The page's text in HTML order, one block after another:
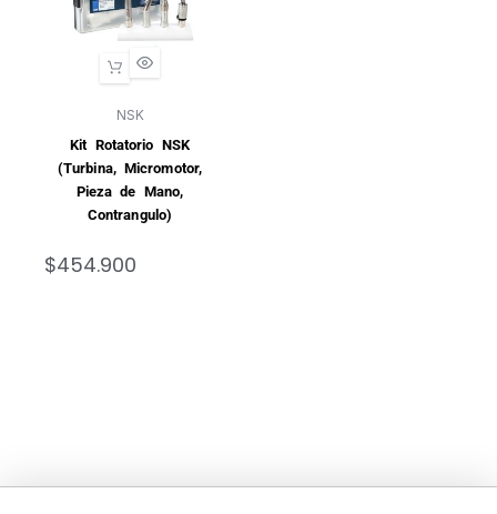
NSK
Kit Rotatorio NSK
(Turbina, Micromotor,
Pieza de Mano,
Contrangulo)
$454.900